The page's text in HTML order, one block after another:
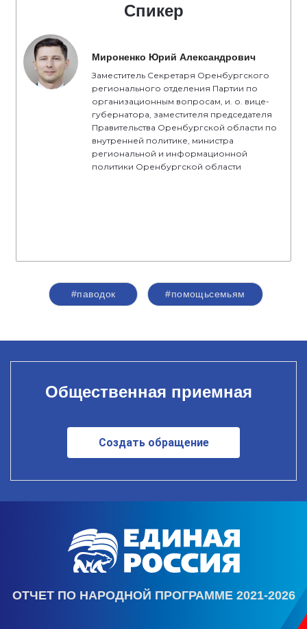
Спикер
Мироненко Юрий Александрович
Заместитель Секретаря Оренбургского
регионального отделения Партии по
организационным вопросам, и. о. вице-
губернатора, заместителя председателя
Правительства Оренбургской области по
внутренней политике, министра
региональной и информационной
политики Оренбургской области
#паводок #помощьсемьям
Общественная приемная
Создать обращение
ОТЧЕТ ПО НАРОДНОЙ ПРОГРАММЕ 2021-2026